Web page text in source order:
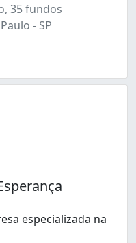
35 fundos
- SP
especializada na